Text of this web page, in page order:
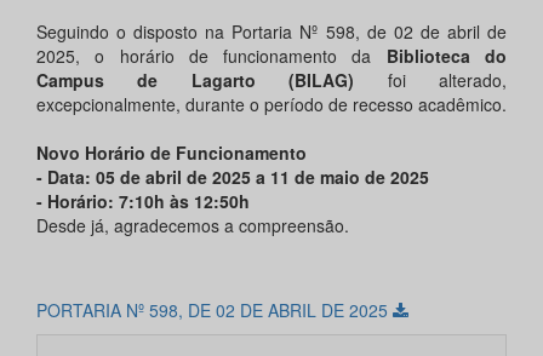
Seguindo o disposto na Portaria Nº 598, de 02 de abril de
2025, o horário de funcionamento da Biblioteca do
Campus de Lagarto (BILAG) foi alterado,
excepcionalmente, durante o período de recesso acadêmico.
Novo Horário de Funcionamento
- Data: 05 de abril de 2025 a 11 de maio de 2025
- Horário: 7:10h às 12:50h
Desde já, agradecemos a compreensão.
PORTARIA Nº 598, DE 02 DE ABRIL DE 2025